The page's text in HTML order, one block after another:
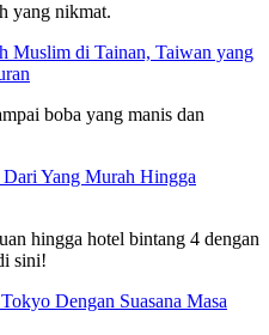
yang nikmat.
Muslim di Tainan, Taiwan yang
boba yang manis dan
Yang Murah Hingga
hingga hotel bintang 4 dengan
sini!
Dengan Suasana Masa